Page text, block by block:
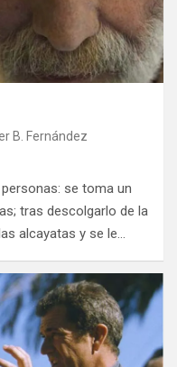
B. Fernández
se toma un
tras descolgarlo de la
alcayatas y se le…